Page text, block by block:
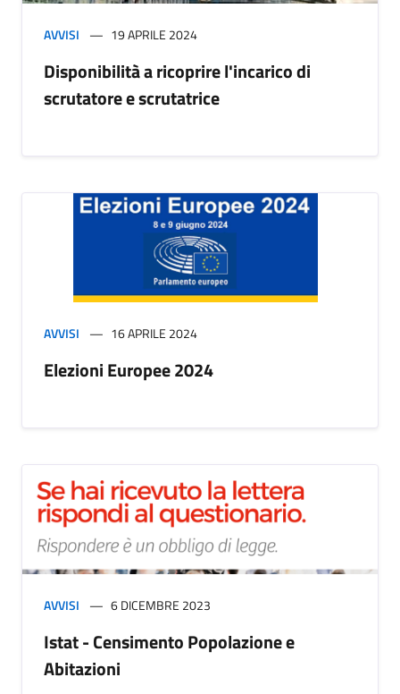
AVVISI 19 APRILE 2024
Disponibilità a ricoprire l'incarico di
scrutatore e scrutatrice
AVVISI 16 APRILE 2024
Elezioni Europee 2024
AVVISI 6 DICEMBRE 2023
Istat - Censimento Popolazione e
Abitazioni